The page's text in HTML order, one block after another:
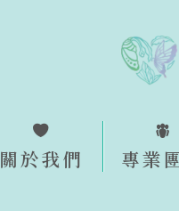
關於我們 專業